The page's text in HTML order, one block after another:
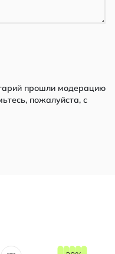
прошли модерацию
пожалуйста, с